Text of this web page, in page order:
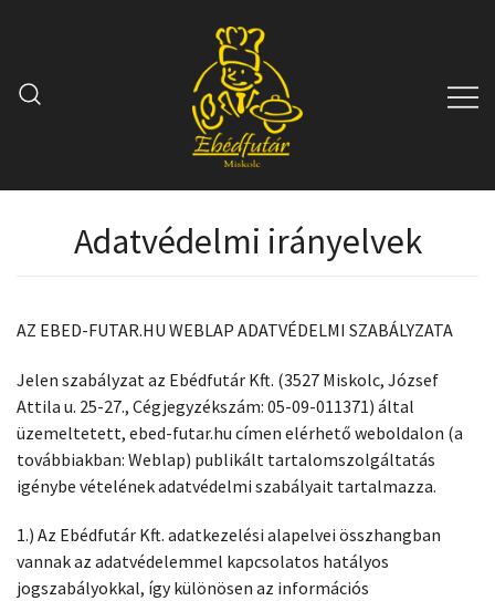
Ebédfutár
Minden, ami vendéglátás
Adatvédelmi irányelvek
AZ EBED-FUTAR.HU WEBLAP ADATVÉDELMI SZABÁLYZATA
Jelen szabályzat az Ebédfutár Kft. (3527 Miskolc, József
Attila u. 25-27., Cégjegyzékszám: 05-09-011371) által
üzemeltetett, ebed-futar.hu címen elérhető weboldalon (a
továbbiakban: Weblap) publikált tartalomszolgáltatás
igénybe vételének adatvédelmi szabályait tartalmazza.
1.) Az Ebédfutár Kft. adatkezelési alapelvei összhangban
vannak az adatvédelemmel kapcsolatos hatályos
jogszabályokkal, így különösen az információs